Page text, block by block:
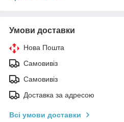
Умови доставки
Нова Пошта
Самовивіз
Самовивіз
Доставка за адресою
Всі умови доставки